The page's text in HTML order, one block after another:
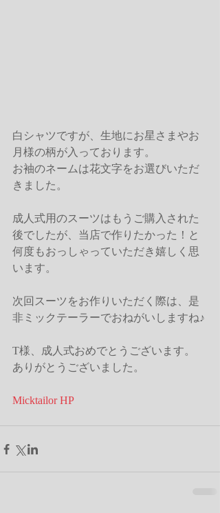
白シャツですが、生地にお星さまやお
月様の柄が入っております。
お袖のネームは花文字をお選びいただ
きました。
成人式用のスーツはもうご購入された
後でしたが、当店で作りたかった！と
何度もおっしゃっていただき嬉しく思
います。
次回スーツをお作りいただく際は、是
非ミックテーラーでおねがいしますね♪
T様、成人式おめでとうございます。
ありがとうございました。
Micktailor HP